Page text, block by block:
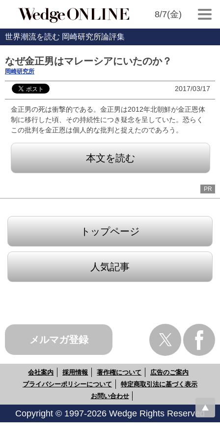
8/7(金)
世界潮流を読む 岡崎研究所論評集
なぜ金正男はマレーシアにいたのか？
岡崎研究所
2017/03/17
金正男の死は衝撃的である。金正男は2012年北朝鮮が金正恩体
制に移行した頃、その持続性につき疑念を呈していた。恐らく
この批判を金正恩は個人的な批判と捉えたのであろう。
本文を読む
PR
トップページ
人気記事
メルマガ登録
会社案内 採用情報 著作権について
広告のご案内
プライバシーポリシーについて
特定商取引法に基づく表示
お問い合わせ
Copyright © 1997-2026 Wedge Rights Reserved